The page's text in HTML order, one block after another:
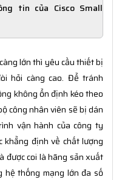
tin của Cisco Small
lớn thì yêu cầu thiết bị
hỏi càng cao. Để tránh
không ổn định kéo theo
công nhân viên sẽ bị dán
vận hành của công ty
khẳng định về chất lượng
được coi là hãng sản xuất
hệ thống mạng lớn đa số